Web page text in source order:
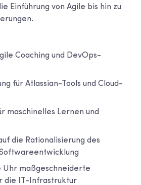
Einführung von Agile bis hin zu
Coaching und DevOps-
für Atlassian-Tools und Cloud-
maschinelles Lernen und
die Rationalisierung des
Uhr maßgeschneiderte
die IT-Infrastruktur